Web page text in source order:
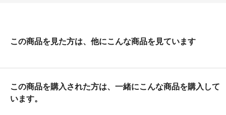
この商品を見た方は、他にこんな商品を見ています
この商品を購入された方は、一緒にこんな商品を購入して
います。